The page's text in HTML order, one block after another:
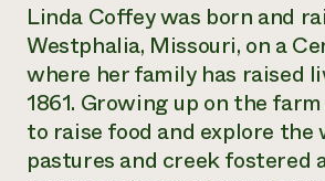
Personal
Regiones
Consejo de Administración
Carreras profesionales
Informes anuales y financieros
Tierra para el agua
Programa de transición a la
Programa de mejora de la calidad
Armados para cultivar
Cultivos
Energía, herramientas y equipos
Métodos agrícolas y ganaderos
Ganadería
Marketing
Agricultura y ganadería ecológicas
Suelo y agua
Formación "Armed to Farm
Calendario de actos
Linda Coffey was born and
Westphalia, Missouri, on a
where her family has raised
1861. Growing up on the
to raise food and explore the
pastures and creek fostered